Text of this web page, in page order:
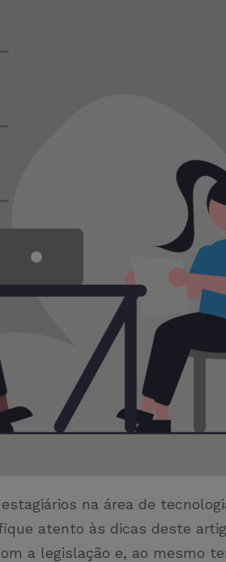
na área de
atento às dicas deste
a legislação e, ao mesmo